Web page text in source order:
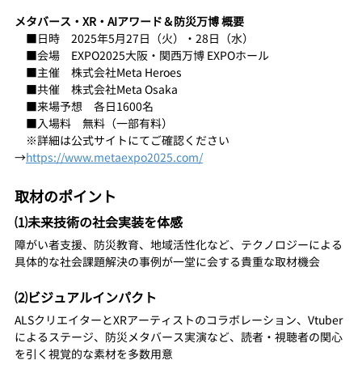
メタバース・XR・AIアワード＆防災万博 概要
■日時　2025年5月27日（火）・28日（水）
■会場　EXPO2025大阪・関西万博 EXPOホール
■主催　株式会社Meta Heroes
■共催　株式会社Meta Osaka
■来場予想　各日1600名
■入場料　無料（一部有料）
※詳細は公式サイトにてご確認ください
→https://www.metaexpo2025.com/
取材のポイント
⑴未来技術の社会実装を体感
障がい者支援、防災教育、地域活性化など、テクノロジーによる
具体的な社会課題解決の事例が一堂に会する貴重な取材機会
⑵ビジュアルインパクト
ALSクリエイターとXRアーティストのコラボレーション、Vtuber
によるステージ、防災メタバース実演など、読者・視聴者の関心
を引く視覚的な素材を多数用意